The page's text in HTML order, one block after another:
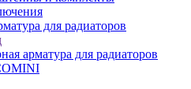
для радиаторов
арматура для радиаторов